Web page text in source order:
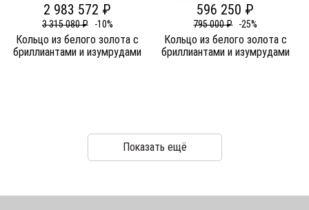
2 983 572 ₽
3 315 080 ₽ -10%
Кольцо из белого золота c
бриллиантами и изумрудами
596 250 ₽
795 000 ₽ -25%
Кольцо из белого золота c
бриллиантами и изумрудами
Показать ещё